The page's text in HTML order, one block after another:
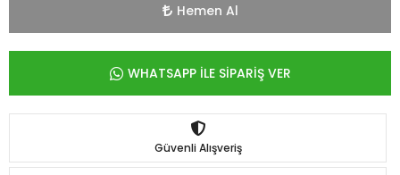
Hemen Al
WHATSAPP İLE SİPARİŞ VER
Güvenli Alışveriş